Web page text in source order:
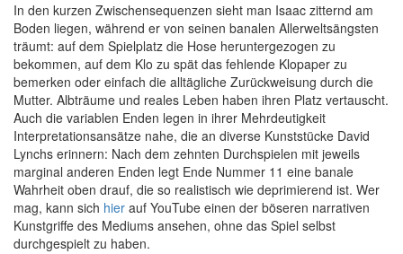
In den kurzen Zwischensequenzen sieht man Isaac zitternd am
Boden liegen, während er von seinen banalen Allerweltsängsten
träumt: auf dem Spielplatz die Hose heruntergezogen zu
bekommen, auf dem Klo zu spät das fehlende Klopaper zu
bemerken oder einfach die alltägliche Zurückweisung durch die
Mutter. Albträume und reales Leben haben ihren Platz vertauscht.
Auch die variablen Enden legen in ihrer Mehrdeutigkeit
Interpretationsansätze nahe, die an diverse Kunststücke David
Lynchs erinnern: Nach dem zehnten Durchspielen mit jeweils
marginal anderen Enden legt Ende Nummer 11 eine banale
Wahrheit oben drauf, die so realistisch wie deprimierend ist. Wer
mag, kann sich hier auf YouTube einen der böseren narrativen
Kunstgriffe des Mediums ansehen, ohne das Spiel selbst
durchgespielt zu haben.